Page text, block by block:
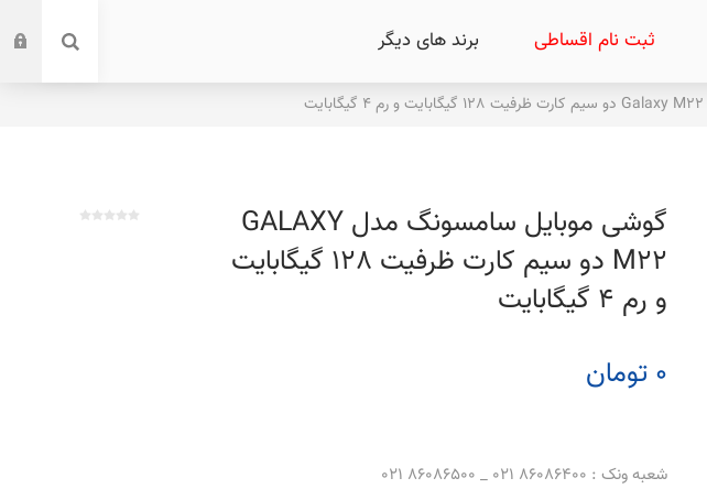
ثبت نام اقساطی برند های دیگر
گوشی موبایل سامسونگ مدل GALAXY
M22 دو سیم کارت ظرفیت 128 گیگابایت
و رم 4 گیگابایت
0 تومان
شعبه ونک : 86086400 021 _ 86086500 021